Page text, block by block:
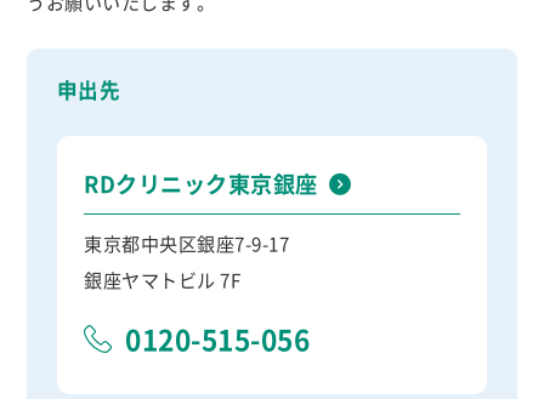
申出先
RDクリニック東京銀座
東京都中央区銀座7-9-17
銀座ヤマトビル 7F
0120-515-056